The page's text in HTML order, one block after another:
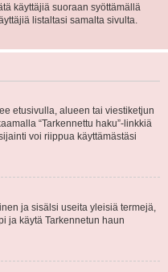
käyttäjiä suoraan syöttämällä
listaltasi samalta sivulta.
etusivulla, alueen tai viestiketjun
“Tarkennettu haku”-linkkiä
voi riippua käyttämästäsi
ja sisälsi useita yleisiä termejä,
ja käytä Tarkennetun haun